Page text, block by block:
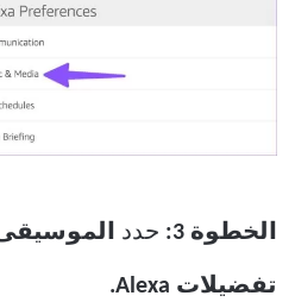
الخطوة 3: حدد
تفضيلات Alexa.